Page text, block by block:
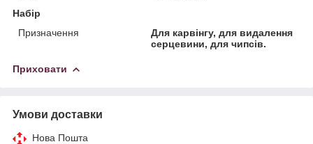
Набір
Призначення
Для карвінгу, для видалення
серцевини, для чипсів.
Приховати
Умови доставки
Нова Пошта